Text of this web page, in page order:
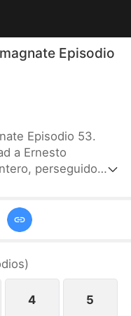
Episodio
Episodio 53.
a Ernesto
perseguido
ya tiene
a manos de
se lleva a
)
4 5